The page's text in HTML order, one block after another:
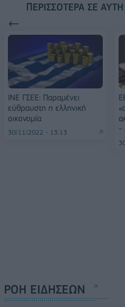
ΠΕΡΙΣΣΌΤΕΡΑ ΣΕ
ΙΝΕ ΓΣΕΕ: Παραμένει
εύθραυστη η ελληνική
οικονομία
30/11/2022 - 13:13
-
ΡΟΗ ΕΙΔΗΣΕΩΝ